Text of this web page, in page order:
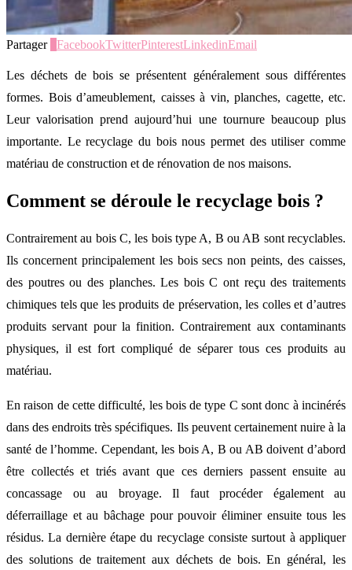
Partager FacebookTwitterPinterestLinkedinEmail
Les déchets de bois se présentent généralement sous différentes
formes. Bois d’ameublement, caisses à vin, planches, cagette, etc.
Leur valorisation prend aujourd’hui une tournure beaucoup plus
importante. Le recyclage du bois nous permet des utiliser comme
matériau de construction et de rénovation de nos maisons.
Comment se déroule le recyclage bois ?
Contrairement au bois C, les bois type A, B ou AB sont recyclables.
Ils concernent principalement les bois secs non peints, des caisses,
des poutres ou des planches. Les bois C ont reçu des traitements
chimiques tels que les produits de préservation, les colles et d’autres
produits servant pour la finition. Contrairement aux contaminants
physiques, il est fort compliqué de séparer tous ces produits au
matériau.
En raison de cette difficulté, les bois de type C sont donc à incinérés
dans des endroits très spécifiques. Ils peuvent certainement nuire à la
santé de l’homme. Cependant, les bois A, B ou AB doivent d’abord
être collectés et triés avant que ces derniers passent ensuite au
concassage ou au broyage. Il faut procéder également au
déferraillage et au bâchage pour pouvoir éliminer ensuite tous les
résidus. La dernière étape du recyclage consiste surtout à appliquer
des solutions de traitement aux déchets de bois. En général, les